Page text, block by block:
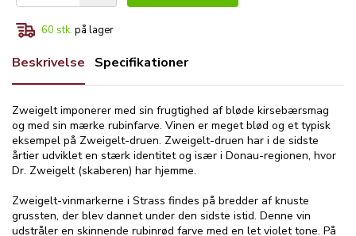
60 stk. på lager
Beskrivelse Specifikationer
Zweigelt imponerer med sin frugtighed af bløde kirsebærsmag
og med sin mærke rubinfarve. Vinen er meget blød og et typisk
eksempel på Zweigelt-druen. Zweigelt-druen har i de sidste
årtier udviklet en stærk identitet og især i Donau-regionen, hvor
Dr. Zweigelt (skaberen) har hjemme.
Zweigelt-vinmarkerne i Strass findes på bredder af knuste
grussten, der blev dannet under den sidste istid. Denne vin
udstråler en skinnende rubinrød farve med en let violet tone. På